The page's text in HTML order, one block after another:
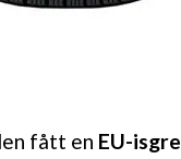
fått en EU-